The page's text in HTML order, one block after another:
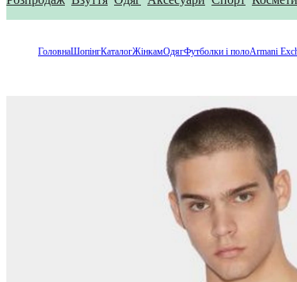
ГоловнаШопінгКаталогЖінкамОдягФутболки і полоArmani